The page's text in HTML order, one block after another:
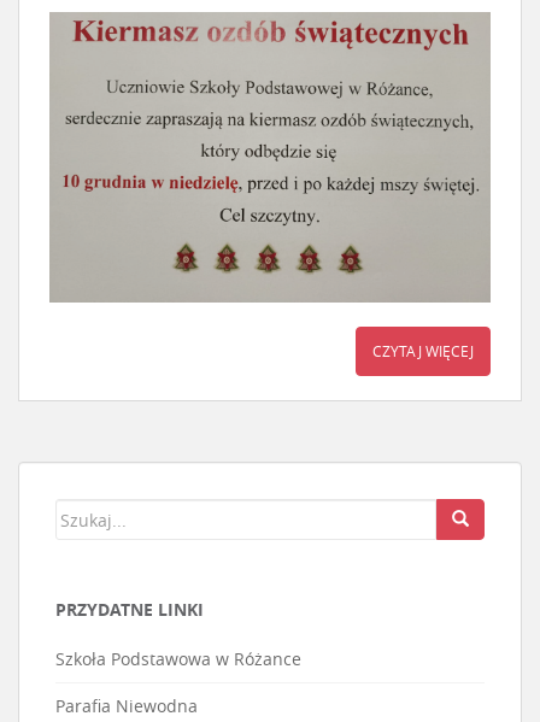
CZYTAJ WIĘCEJ
PRZYDATNE LINKI
Szkoła Podstawowa w Różance
Parafia Niewodna